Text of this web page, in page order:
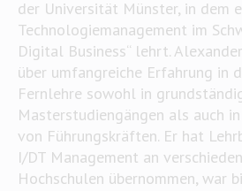
der Universität Münster, in dem
Technologiemanagement im
Digital Business“ lehrt.
über umfangreiche Erfahrung in
Fernlehre sowohl in
Masterstudiengängen als auch
von Führungskräften. Er hat
I/DT Management an
Hochschulen übernommen, war